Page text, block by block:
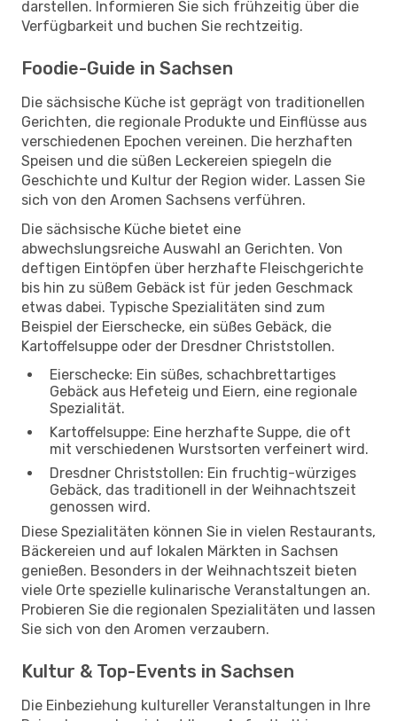
darstellen. Informieren Sie sich frühzeitig über die
Verfügbarkeit und buchen Sie rechtzeitig.
Foodie-Guide in Sachsen
Die sächsische Küche ist geprägt von traditionellen
Gerichten, die regionale Produkte und Einflüsse aus
verschiedenen Epochen vereinen. Die herzhaften
Speisen und die süßen Leckereien spiegeln die
Geschichte und Kultur der Region wider. Lassen Sie
sich von den Aromen Sachsens verführen.
Die sächsische Küche bietet eine
abwechslungsreiche Auswahl an Gerichten. Von
deftigen Eintöpfen über herzhafte Fleischgerichte
bis hin zu süßem Gebäck ist für jeden Geschmack
etwas dabei. Typische Spezialitäten sind zum
Beispiel der Eierschecke, ein süßes Gebäck, die
Kartoffelsuppe oder der Dresdner Christstollen.
Eierschecke: Ein süßes, schachbrettartiges
Gebäck aus Hefeteig und Eiern, eine regionale
Spezialität.
Kartoffelsuppe: Eine herzhafte Suppe, die oft
mit verschiedenen Wurstsorten verfeinert wird.
Dresdner Christstollen: Ein fruchtig-würziges
Gebäck, das traditionell in der Weihnachtszeit
genossen wird.
Diese Spezialitäten können Sie in vielen Restaurants,
Bäckereien und auf lokalen Märkten in Sachsen
genießen. Besonders in der Weihnachtszeit bieten
viele Orte spezielle kulinarische Veranstaltungen an.
Probieren Sie die regionalen Spezialitäten und lassen
Sie sich von den Aromen verzaubern.
Kultur & Top-Events in Sachsen
Die Einbeziehung kultureller Veranstaltungen in Ihre